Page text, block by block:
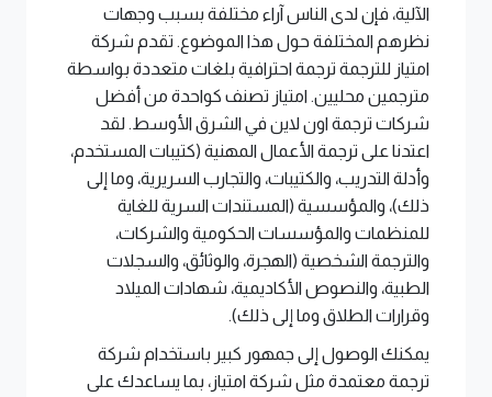
الآلية، فإن لدى الناس آراء مختلفة بسبب وجهات
نظرهم المختلفة حول هذا الموضوع. تقدم شركة
امتياز للترجمة ترجمة احترافية بلغات متعددة بواسطة
مترجمين محليين. امتياز تصنف كواحدة من أفضل
شركات ترجمة اون لاين في الشرق الأوسط. لقد
اعتدنا على ترجمة الأعمال المهنية (كتيبات المستخدم،
وأدلة التدريب، والكتيبات، والتجارب السريرية، وما إلى
ذلك)، والمؤسسية (المستندات السرية للغاية
للمنظمات والمؤسسات الحكومية والشركات،
والترجمة الشخصية (الهجرة، والوثائق، والسجلات
الطبية، والنصوص الأكاديمية، شهادات الميلاد
وقرارات الطلاق وما إلى ذلك).
يمكنك الوصول إلى جمهور كبير باستخدام شركة
ترجمة معتمدة مثل شركة امتياز، بما يساعدك على